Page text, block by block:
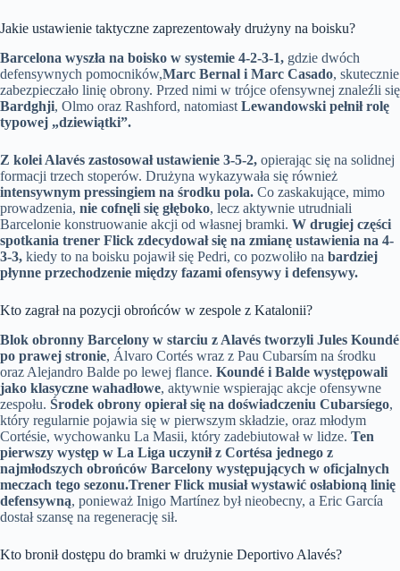
Jakie ustawienie taktyczne zaprezentowały drużyny na boisku?
Barcelona wyszła na boisko w systemie 4-2-3-1, gdzie dwóch
defensywnych pomocników,Marc Bernal i Marc Casado, skutecznie
zabezpieczało linię obrony. Przed nimi w trójce ofensywnej znaleźli się
Bardghji, Olmo oraz Rashford, natomiast Lewandowski pełnił rolę
typowej „dziewiątki”.
Z kolei Alavés zastosował ustawienie 3-5-2, opierając się na solidnej
formacji trzech stoperów. Drużyna wykazywała się również
intensywnym pressingiem na środku pola. Co zaskakujące, mimo
prowadzenia, nie cofnęli się głęboko, lecz aktywnie utrudniali
Barcelonie konstruowanie akcji od własnej bramki. W drugiej części
spotkania trener Flick zdecydował się na zmianę ustawienia na 4-
3-3, kiedy to na boisku pojawił się Pedri, co pozwoliło na bardziej
płynne przechodzenie między fazami ofensywy i defensywy.
Kto zagrał na pozycji obrońców w zespole z Katalonii?
Blok obronny Barcelony w starciu z Alavés tworzyli Jules Koundé
po prawej stronie, Álvaro Cortés wraz z Pau Cubarsím na środku
oraz Alejandro Balde po lewej flance. Koundé i Balde występowali
jako klasyczne wahadłowe, aktywnie wspierając akcje ofensywne
zespołu. Środek obrony opierał się na doświadczeniu Cubarsíego,
który regularnie pojawia się w pierwszym składzie, oraz młodym
Cortésie, wychowanku La Masii, który zadebiutował w lidze. Ten
pierwszy występ w La Liga uczynił z Cortésa jednego z
najmłodszych obrońców Barcelony występujących w oficjalnych
meczach tego sezonu.Trener Flick musiał wystawić osłabioną linię
defensywną, ponieważ Inigo Martínez był nieobecny, a Eric García
dostał szansę na regenerację sił.
Kto bronił dostępu do bramki w drużynie Deportivo Alavés?